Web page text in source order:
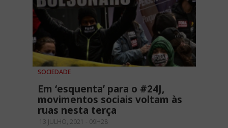
SOCIEDADE
Em ‘esquenta’ para o #24J,
movimentos sociais voltam às
ruas nesta terça
13 JULHO, 2021 - 09H28